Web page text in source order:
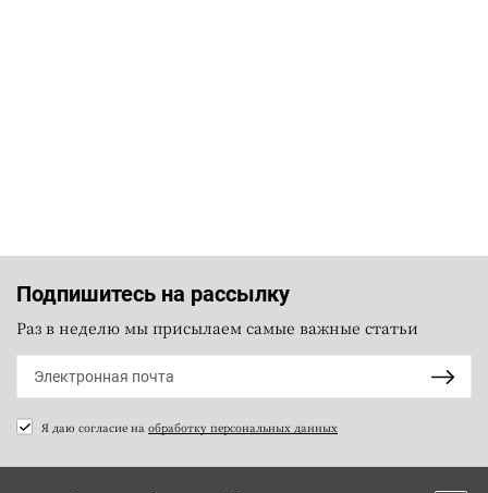
Подпишитесь на рассылку
Раз в неделю мы присылаем самые важные статьи
Я даю согласие на обработку персональных данных